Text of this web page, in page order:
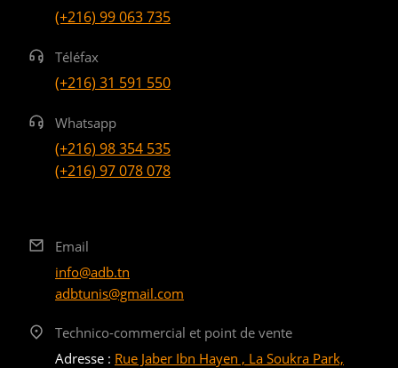
(+216) 99 063 735
Téléfax
(+216) 31 591 550
Whatsapp
(+216) 98 354 535
(+216) 97 078 078
Email
info@adb.tn
adbtunis@gmail.com
Technico-commercial et point de vente
Adresse : Rue Jaber Ibn Hayen , La Soukra Park,